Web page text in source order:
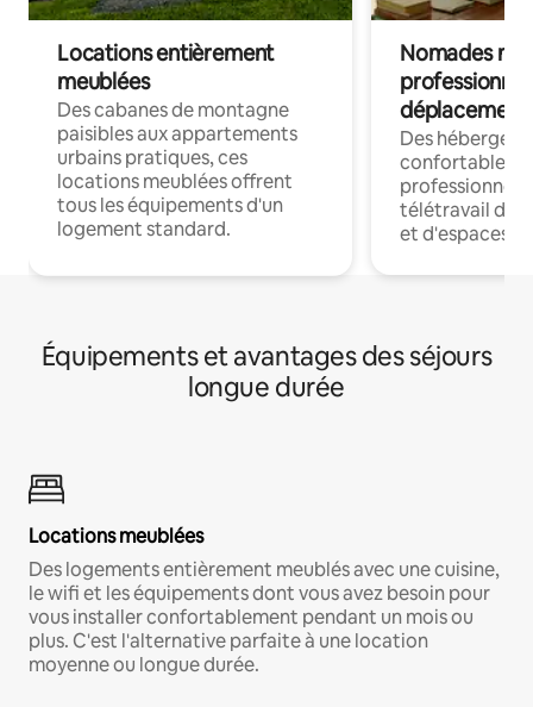
Locations entièrement
meublées
Des cabanes de montagne
paisibles aux appartements
urbains pratiques, ces
locations meublées offrent
tous les équipements d'un
logement standard.
Nomades
déplacement
Des
confortables
professionnels
télétravail
et d'espaces
Équipements et avantages des séjours
longue durée
Locations meublées
Des logements entièrement meublés avec une cuisine,
le wifi et les équipements dont vous avez besoin pour
vous installer confortablement pendant un mois ou
plus. C'est l'alternative parfaite à une location
moyenne ou longue durée.